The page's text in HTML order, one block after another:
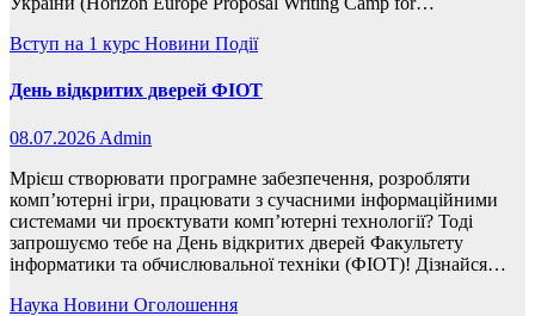
Вступ на 1 курс Новини Події
День відкритих дверей ФІОТ
08.07.2026 Admin
Мрієш створювати програмне забезпечення, розробляти
комп’ютерні ігри, працювати з сучасними інформаційними
системами чи проєктувати комп’ютерні технології? Тоді
запрошуємо тебе на День відкритих дверей Факультету
інформатики та обчислювальної техніки (ФІОТ)! Дізнайся…
Наука Новини Оголошення